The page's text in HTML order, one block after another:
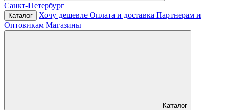
Санкт-Петербург
Каталог Хочу дешевле Оплата и доставка Партнерам и
Оптовикам Магазины
Каталог